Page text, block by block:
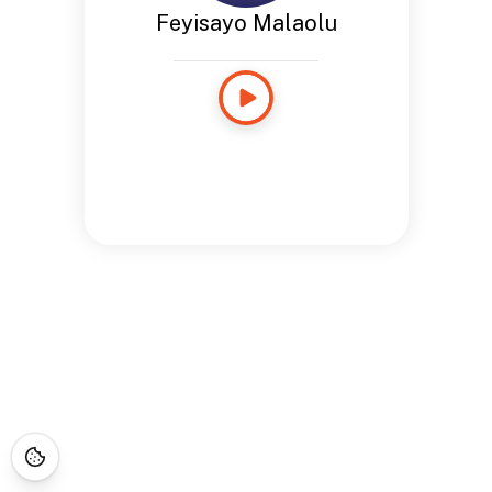
Feyisayo Malaolu